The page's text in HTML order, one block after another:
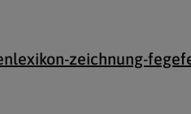
zeichnung-